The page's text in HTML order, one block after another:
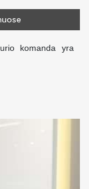
komanda yra